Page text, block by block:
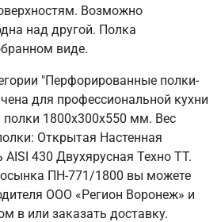
Возможно
над другой. Полка
виде.
"Перфорированные полки-
для профессиональной кухни
1800х300х550 мм. Вес
Открытая Настенная
430 Двухярусная Техно ТТ.
ПН-771/1800 вы можете
ООО «Регион Воронеж» и
в или заказать доставку.